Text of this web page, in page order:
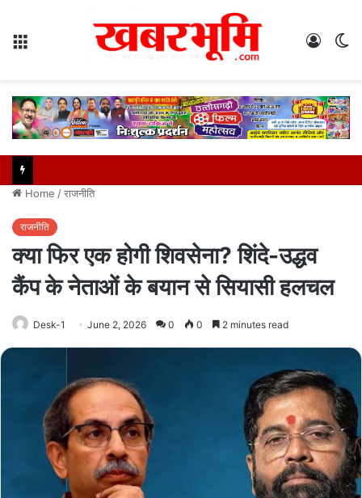
Log
Home /राजनीति
राजनीति
क्या फिर एक होगी शिवसेना? शिंदे-उद्धव
कैंप के नेताओं के बयान से सियासी हलचल
Desk-1 June 2, 2026 0 0 2 minutes read